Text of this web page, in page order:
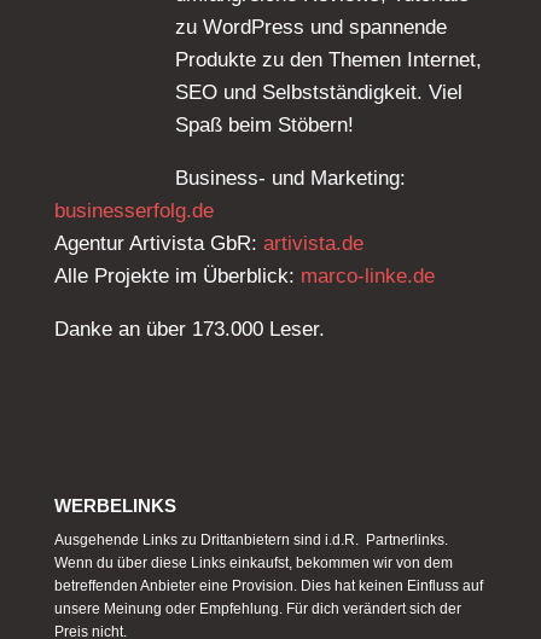
zu WordPress und spannende
Produkte zu den Themen Internet,
SEO und Selbstständigkeit. Viel
Spaß beim Stöbern!
Business- und Marketing:
businesserfolg.de
Agentur Artivista GbR: artivista.de
Alle Projekte im Überblick: marco-linke.de
Danke an über 173.000 Leser.
WERBELINKS
Ausgehende Links zu Drittanbietern sind i.d.R. Partnerlinks.
Wenn du über diese Links einkaufst, bekommen wir von dem
betreffenden Anbieter eine Provision. Dies hat keinen Einfluss auf
unsere Meinung oder Empfehlung. Für dich verändert sich der
Preis nicht.